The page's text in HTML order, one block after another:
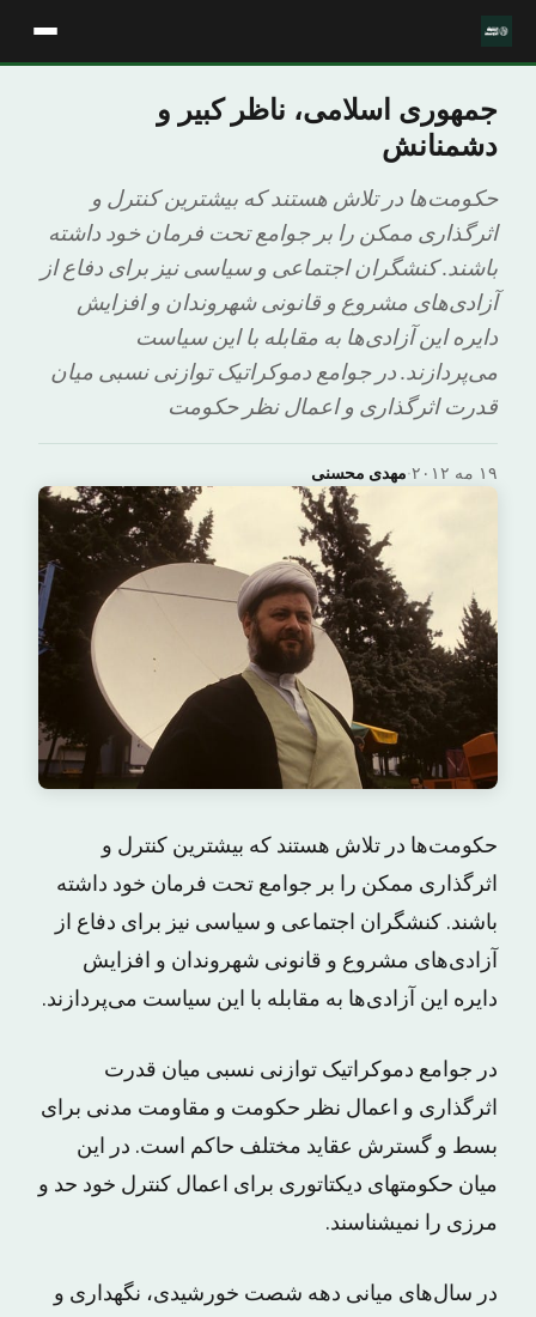
جمهوری اسلامی، ناظر کبیر و
دشمنانش
حکومت‌ها در تلاش هستند که بیشترین کنترل و
اثرگذاری ممکن را بر جوامع تحت فرمان خود داشته
باشند. کنشگران اجتماعی و سیاسی نیز برای دفاع از
آزادی‌های مشروع و قانونی شهروندان و افزایش
دایره این آزادی‌ها به مقابله با این سیاست
می‌پردازند. در جوامع دموکراتیک توازنی نسبی میان
قدرت اثرگذاری و اعمال نظر حکومت
مهدی محسنی· ۱۹ مه ۲۰۱۲
حکومت‌ها در تلاش هستند که بیشترین کنترل و
اثرگذاری ممکن را بر جوامع تحت فرمان خود داشته
باشند. کنشگران اجتماعی و سیاسی نیز برای دفاع از
آزادی‌های مشروع و قانونی شهروندان و افزایش
دایره این آزادی‌ها به مقابله با این سیاست می‌پردازند.
در جوامع دموکراتیک توازنی نسبی میان قدرت
اثرگذاری و اعمال نظر حکومت و مقاومت مدنی برای
بسط و گسترش عقاید مختلف حاکم است. در این
میان حکومتهای دیکتاتوری برای اعمال کنترل خود حد و
مرزی را نمیشناسند.
در سال‌های میانی دهه شصت خورشیدی، نگهداری و